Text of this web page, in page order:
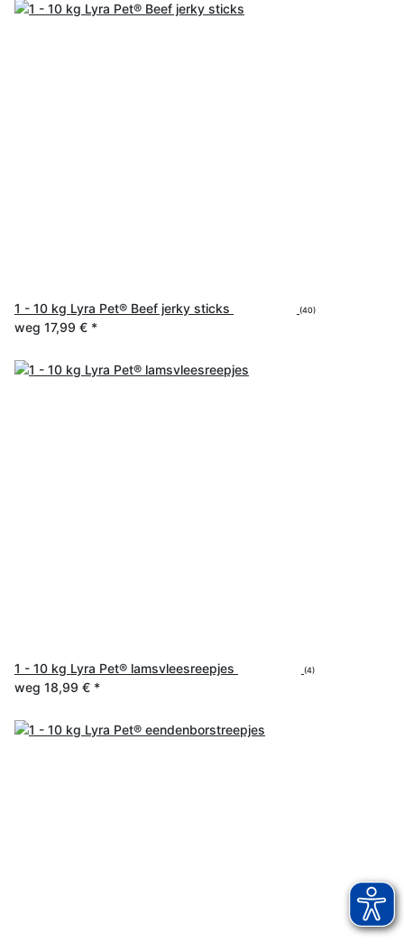
1 - 10 kg Lyra Pet® Beef jerky sticks (40)
weg 17,99 € *
1 - 10 kg Lyra Pet® lamsvleesreepjes (4)
weg 18,99 € *